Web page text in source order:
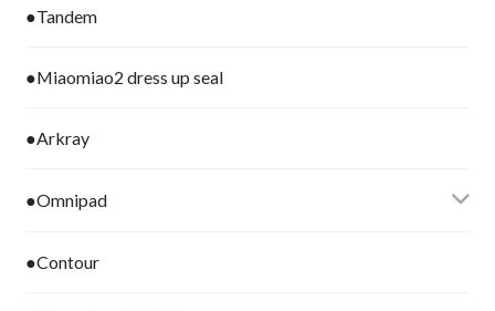
●Tandem
●Miaomiao2 dress up seal
●Arkray
●Omnipad
●Contour